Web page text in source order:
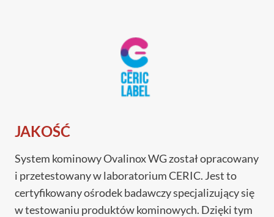
JAKOŚĆ
System kominowy Ovalinox WG został opracowany
i przetestowany w laboratorium CERIC. Jest to
certyfikowany ośrodek badawczy specjalizujący się
w testowaniu produktów kominowych. Dzięki tym